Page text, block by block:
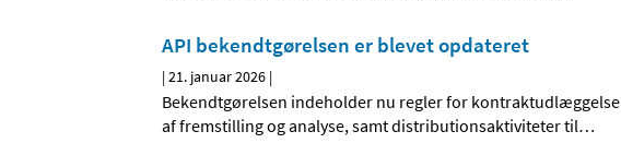
API bekendtgørelsen er blevet opdateret
|21. januar 2026 |
Bekendtgørelsen indeholder nu regler for kontraktudlæggelse
af fremstilling og analyse, samt distributionsaktiviteter til…